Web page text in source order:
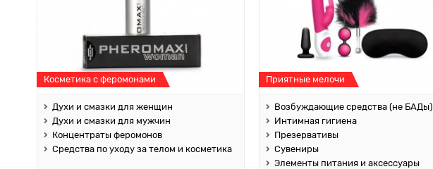
Косметика с феромонами
Духи и смазки для женщин
Духи и смазки для мужчин
Концентраты феромонов
Средства по уходу за телом и косметика
Приятные мелочи
Возбуждающие средства (не БАДы)
Интимная гигиена
Презервативы
Сувениры
Элементы питания и аксессуары